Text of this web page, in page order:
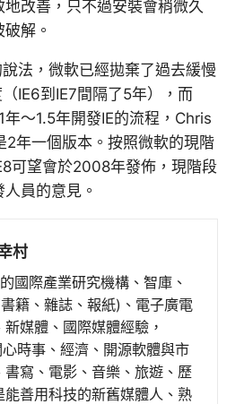
改善，只不過安裝會稍微久
解。
法，微軟已經拋棄了過去緩慢
IE6到IE7間隔了5年），而
～1.5年開發IE的流程，Chris
2年一個版本。按照微軟的現階
可望會於2008年發佈，現階段
員的意見。
村
國際產業研究機構、智庫、
籍、雜誌、報紙)、電子廣電
媒體、國際媒體經驗，
時事、經濟、開源軟體與市
寫、電影、音樂、旅遊、歷
能善用科技的新舊媒體人、熟